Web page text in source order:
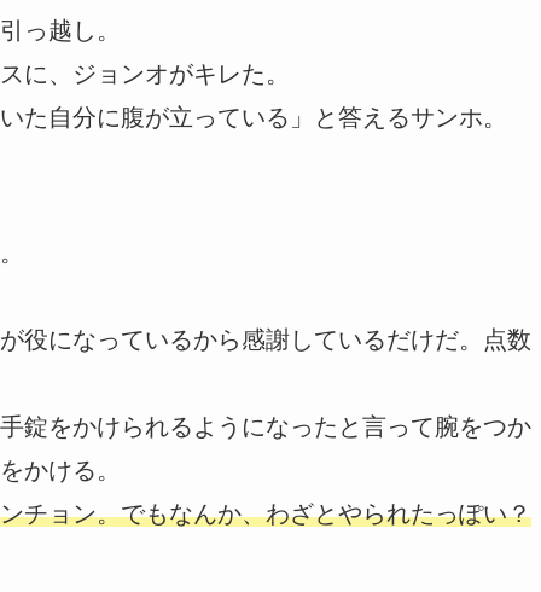
っ越し。
に、ジョンオがキレた。
た自分に腹が立っている」と答えるサンホ。
役になっているから感謝しているだけだ。点数
錠をかけられるようになったと言って腕をつか
かける。
チョン。でもなんか、わざとやられたっぽい？